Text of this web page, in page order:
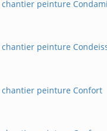
peinture
peinture
chantier peinture Confort